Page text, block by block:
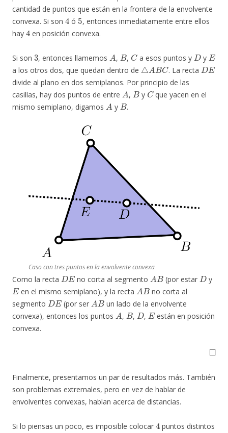
cantidad de puntos que están en la frontera de la envolvente
convexa. Si son
4
ó
5
, entonces inmediatamente entre ellos
hay
4
en posición convexa.
Si son
3
, entonces llamemos
A
,
B
,
C
a esos puntos y
D
y
E
a los otros dos, que quedan dentro de
△ABC
. La recta
DE
divide al plano en dos semiplanos. Por principio de las
casillas, hay dos puntos de entre
A
,
B
y
C
que yacen en el
mismo semiplano, digamos
A
y
B
.
Caso con tres puntos en la envolvente convexa
Como la recta
DE
no corta al segmento
A B
(por estar
D
y
E
en el mismo semiplano), y la recta
AB
no corta al
segmento
DE
(por ser
AB
un lado de la envolvente
convexa), entonces los puntos
A
,
B
,
D
,
E
están en posición
convexa.
◻
Finalmente, presentamos un par de resultados más. También
son problemas extremales, pero en vez de hablar de
envolventes convexas, hablan acerca de distancias.
Si lo piensas un poco, es imposible colocar
puntos distintos